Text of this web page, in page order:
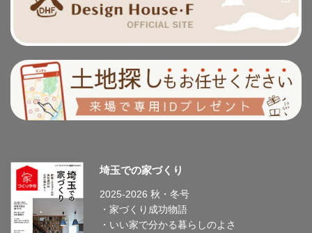
埼玉での家づくり
2025-2026 秋・冬号
・家づくり成功物語
・いい家で分かる暮らしのよさ